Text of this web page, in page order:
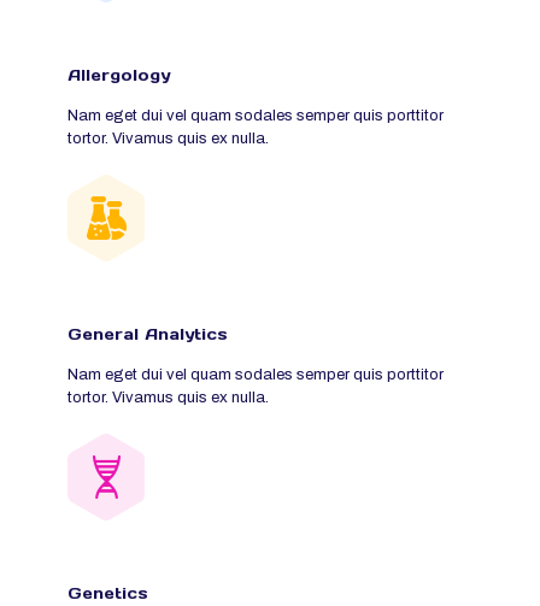
Allergology
Nam eget dui vel quam sodales semper quis porttitor
tortor. Vivamus quis ex nulla.
General Analytics
Nam eget dui vel quam sodales semper quis porttitor
tortor. Vivamus quis ex nulla.
Genetics